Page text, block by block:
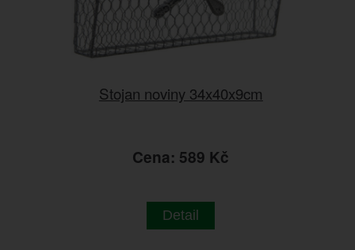
Stojan noviny 34x40x9cm
Cena: 589 Kč
Detail